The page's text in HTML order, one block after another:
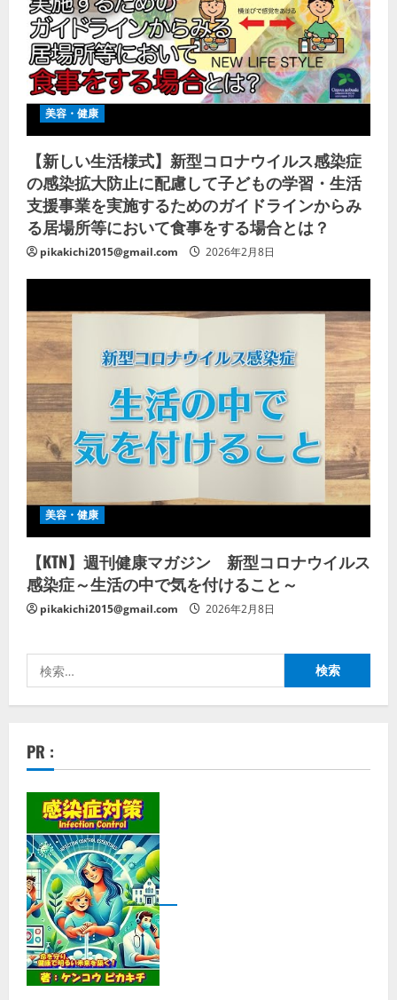
美容・健康
【新しい生活様式】新型コロナウイルス感染症
の感染拡大防止に配慮して子どもの学習・生活
支援事業を実施するためのガイドラインからみ
る居場所等において食事をする場合とは？
pikakichi2015@gmail.com 2026年2月8日
美容・健康
【KTN】週刊健康マガジン 新型コロナウイルス
感染症～生活の中で気を付けること～
pikakichi2015@gmail.com 2026年2月8日
索:
PR :